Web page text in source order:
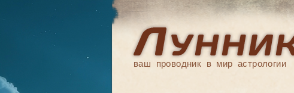
ваш проводник в мир астрологии